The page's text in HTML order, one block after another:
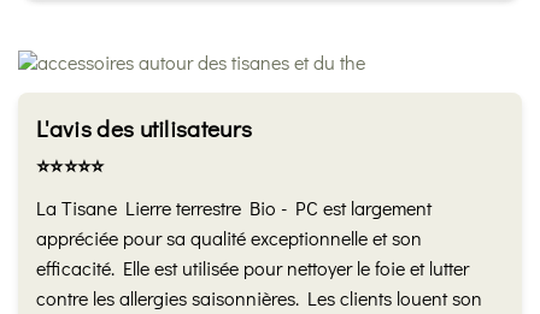
L'avis des utilisateurs
⭐️⭐️⭐️⭐️⭐️
La Tisane Lierre terrestre Bio - PC est largement
appréciée pour sa qualité exceptionnelle et son
efficacité. Elle est utilisée pour nettoyer le foie et lutter
contre les allergies saisonnières. Les clients louent son